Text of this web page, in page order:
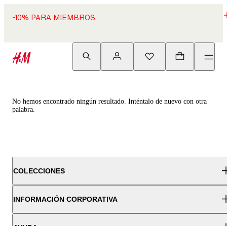
-10% PARA MIEMBROS
No hemos encontrado ningún resultado. Inténtalo de nuevo con otra
palabra.
COLECCIONES
INFORMACIÓN CORPORATIVA